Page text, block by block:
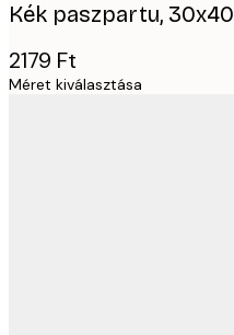
Kék paszpartu, 30x40
2179 Ft
Méret kiválasztása